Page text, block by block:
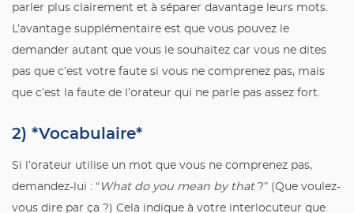
parler plus clairement et à séparer davantage leurs mots.
L’avantage supplémentaire est que vous pouvez le
demander autant que vous le souhaitez car vous ne dites
pas que c’est votre faute si vous ne comprenez pas, mais
que c’est la faute de l’orateur qui ne parle pas assez fort.
2) *Vocabulaire*
Si l’orateur utilise un mot que vous ne comprenez pas,
demandez-lui : “ What do you mean by that?” (Que voulez-
vous dire par ça ?) Cela indique à votre interlocuteur que